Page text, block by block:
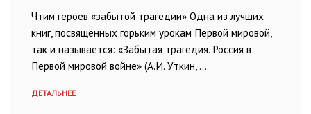
Чтим героев «забытой трагедии» Одна из лучших
книг, посвящённых горьким урокам Первой мировой,
так и называется: «Забытая трагедия. Россия в
Первой мировой войне» (А.И. Уткин, …
ДЕТАЛЬНЕЕ